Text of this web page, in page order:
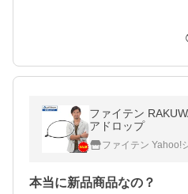
ファイテン
アドロップ
ファイテン Yahoo!
本当に新品商品なの？